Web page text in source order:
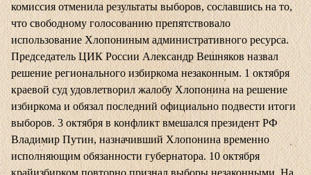
комиссия отменила результаты выборов, сославшись на то,
что свободному голосованию препятствовало
использование Хлопониным административного ресурса.
Председатель ЦИК России Александр Вешняков назвал
решение регионального избиркома незаконным. 1 октября
краевой суд удовлетворил жалобу Хлопонина на решение
избиркома и обязал последний официально подвести итоги
выборов. 3 октября в конфликт вмешался президент РФ
Владимир Путин, назначивший Хлопонина временно
исполняющим обязанности губернатора. 10 октября